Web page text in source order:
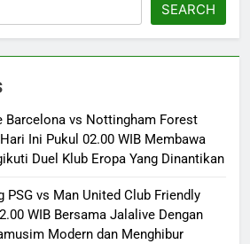
SEARCH
Barcelona vs Nottingham Forest
Ini Pukul 02.00 WIB Membawa
Duel Klub Eropa Yang Dinantikan
vs Man United Club Friendly
WIB Bersama Jalalive Dengan
Modern dan Menghibur